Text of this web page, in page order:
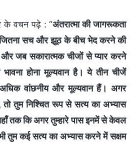
के वचन पढ़े : “अंतरात्मा की जागरूकता
जितना सच और झूठ के बीच भेद करने की
और जब सकारात्मक चीजों से प्यार करने
होना मूल्यवान है। ये तीन चीजें
अधिक वांछनीय और मूल्यवान हैं। अगर
तो तुम निश्चित रूप से सत्य का अभ्यास
तक कि अगर तुम्हारे पास इनमें से केवल
तुम कई सत्य का अभ्यास करने में सक्षम